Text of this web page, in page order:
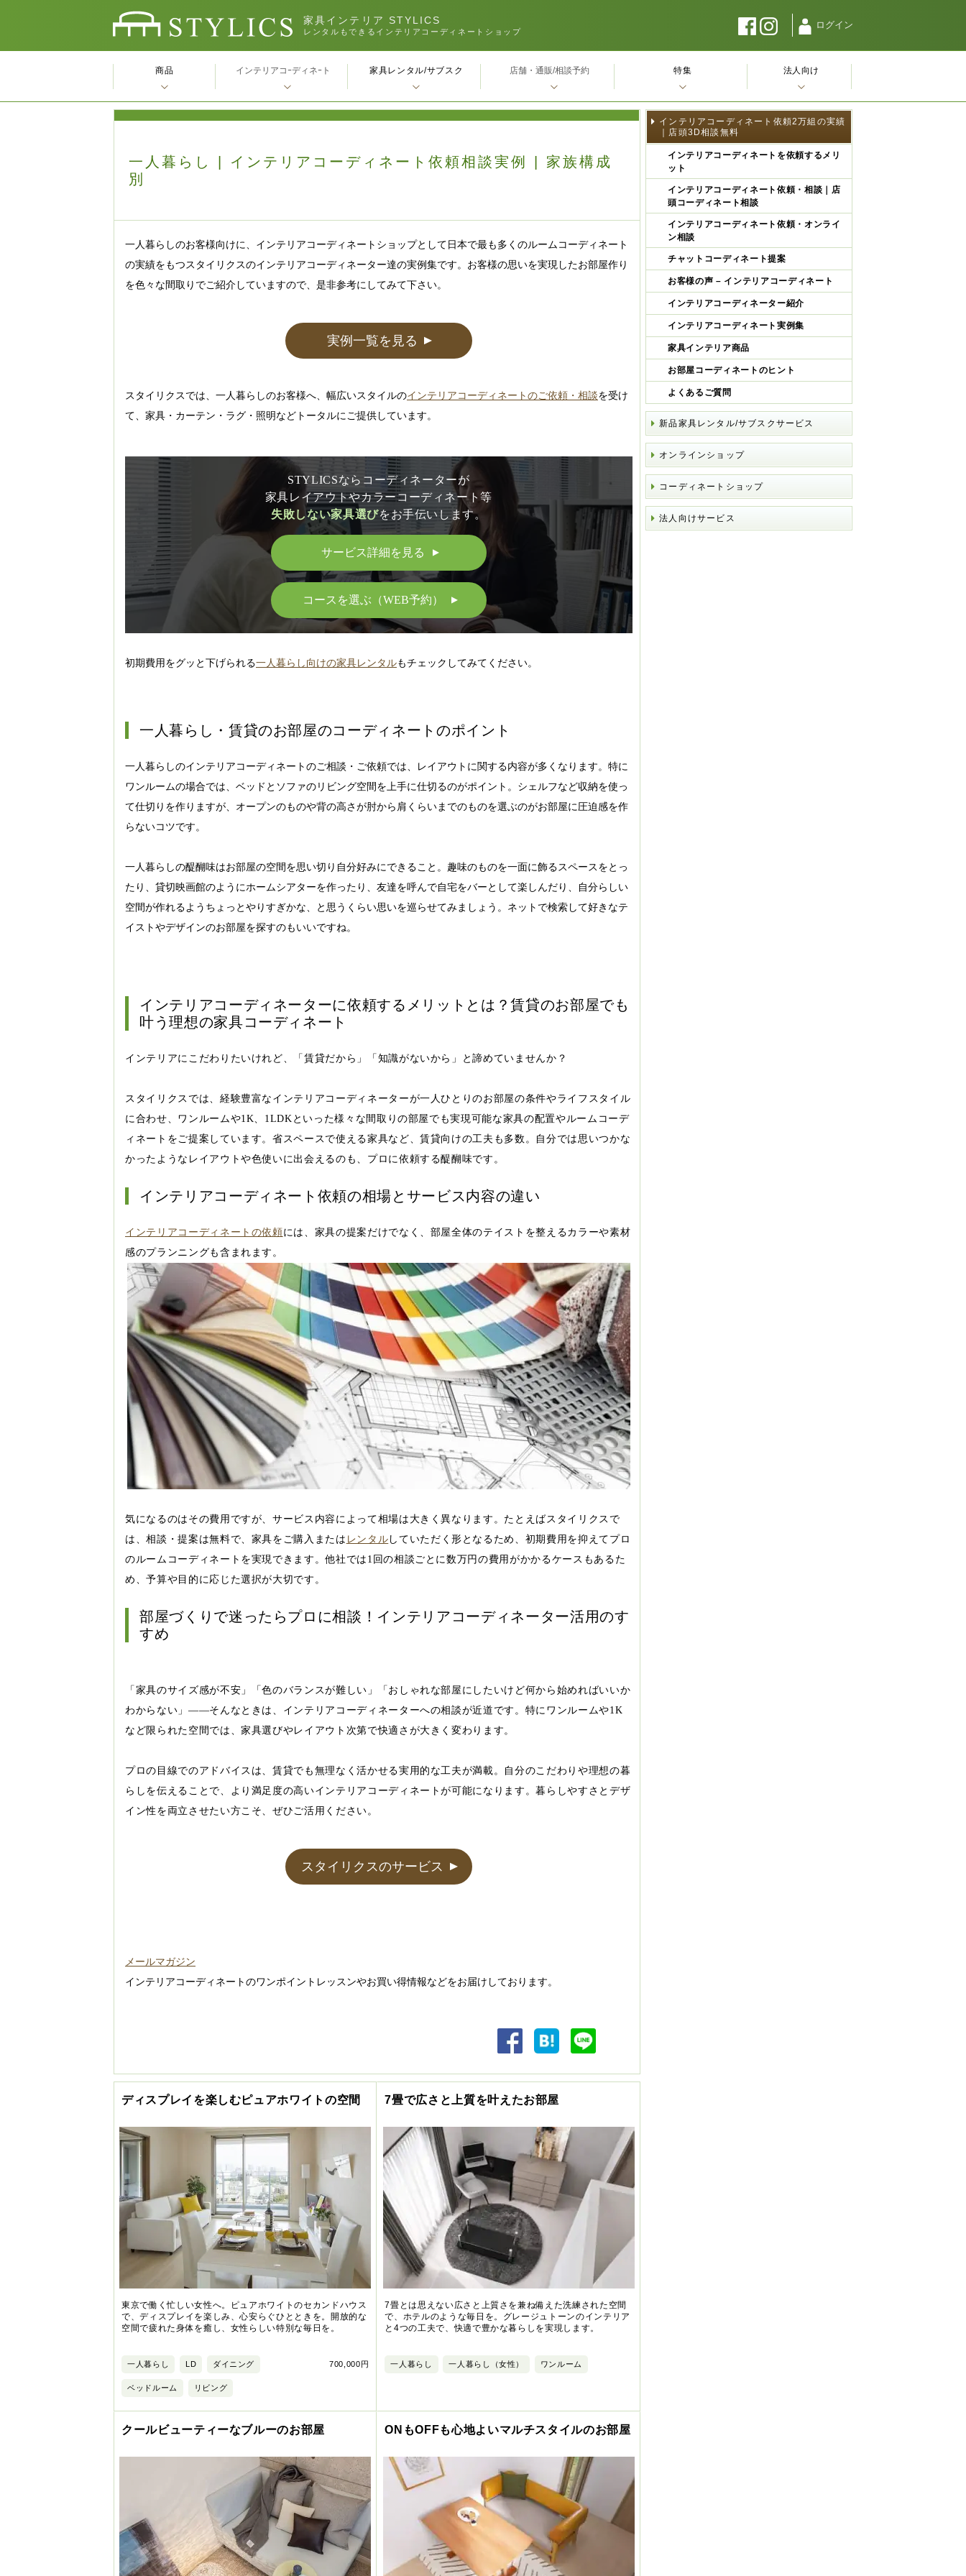
家具インテリア STYLICS
レンタルもできるインテリアコーディネートショップ
ログイン
一人暮らし | インテリアコーディネート依頼相談実例 | 家族構成
別
一人暮らしのお客様向けに、インテリアコーディネートショップとして日本で最も多くのルームコーディネート
の実績をもつスタイリクスのインテリアコーディネーター達の実例集です。お客様の思いを実現したお部屋作り
を色々な間取りでご紹介していますので、是非参考にしてみて下さい。
実例一覧を見る ▲
スタイリクスでは、一人暮らしのお客様へ、幅広いスタイルのインテリアコーディネートのご依頼・相談を受け
て、家具・カーテン・ラグ・照明などトータルにご提供しています。
STYLICSならコーディネーターが
家具レイアウトやカラーコーディネート等
失敗しない家具選びをお手伝いします。
サービス詳細を見る ▲
コースを選ぶ（WEB予約） ▲
初期費用をグッと下げられる一人暮らし向けの家具レンタルもチェックしてみてください。
一人暮らし・賃貸のお部屋のコーディネートのポイント
一人暮らしのインテリアコーディネートのご相談・ご依頼では、レイアウトに関する内容が多くなります。特に
ワンルームの場合では、ベッドとソファのリビング空間を上手に仕切るのがポイント。シェルフなど収納を使っ
て仕切りを作りますが、オープンのものや背の高さが肘から肩くらいまでのものを選ぶのがお部屋に圧迫感を作
らないコツです。
一人暮らしの醍醐味はお部屋の空間を思い切り自分好みにできること。趣味のものを一面に飾るスペースをとっ
たり、貸切映画館のようにホームシアターを作ったり、友達を呼んで自宅をバーとして楽しんだり、自分らしい
空間が作れるようちょっとやりすぎかな、と思うくらい思いを巡らせてみましょう。ネットで検索して好きなテ
イストやデザインのお部屋を探すのもいいですね。
インテリアコーディネーターに依頼するメリットとは？賃貸のお部屋でも
叶う理想の家具コーディネート
インテリアにこだわりたいけれど、「賃貸だから」「知識がないから」と諦めていませんか？
スタイリクスでは、経験豊富なインテリアコーディネーターが一人ひとりのお部屋の条件やライフスタイル
に合わせ、ワンルームや1K、1LDKといった様々な間取りの部屋でも実現可能な家具の配置やルームコーデ
ィネートをご提案しています。省スペースで使える家具など、賃貸向けの工夫も多数。自分では思いつかな
かったようなレイアウトや色使いに出会えるのも、プロに依頼する醍醐味です。
インテリアコーディネート依頼の相場とサービス内容の違い
インテリアコーディネートの依頼には、家具の提案だけでなく、部屋全体のテイストを整えるカラーや素材
感のプランニングも含まれます。
気になるのはその費用ですが、サービス内容によって相場は大きく異なります。たとえばスタイリクスで
は、相談・提案は無料で、家具をご購入または レンタル していただく形となるため、初期費用を抑えてプロ
のルームコーディネートを実現できます。他社では1回の相談ごとに数万円の費用がかかるケースもあるた
め、予算や目的に応じた選択が大切です。
部屋づくりで迷ったらプロに相談！インテリアコーディネーター活用のす
すめ
「家具のサイズ感が不安」「色のバランスが難しい」「おしゃれな部屋にしたいけど何から始めればいいか
わからない」――そんなときは、インテリアコーディネーターへの相談が近道です。特にワンルームや1K
など限られた空間では、家具選びやレイアウト次第で快適さが大きく変わります。
プロの目線でのアドバイスは、賃貸でも無理なく活かせる実用的な工夫が満載。自分のこだわりや理想の暮
らしを伝えることで、より満足度の高いインテリアコーディネートが可能になります。暮らしやすさとデザ
イン性を両立させたい方こそ、ぜひご活用ください。
スタイリクスのサービス ▲
メールマガジン
インテリアコーディネートのワンポイントレッスンやお買い得情報などをお届けしております。
ディスプレイを楽しむピュアホワイトの空間
東京で働く忙しい女性へ。ピュアホワイトのセカンドハウス
で、ディスプレイを楽しみ、心安らぐひとときを。開放的な
空間で疲れた身体を癒し、女性らしい特別な毎日を。
700,000円
一人暮らし LD ダイニング
ベッドルーム リビング
7畳で広さと上質を叶えたお部屋
7畳とは思えない広さと上質さを兼ね備えた洗練された空間
で、ホテルのような毎日を。グレージュトーンのインテリア
と4つの工夫で、快適で豊かな暮らしを実現します。
一人暮らし 一人暮らし（女性） ワンルーム
クールビューティーなブルーのお部屋 ONもOFFも心地よいマルチスタイルのお部屋
インテリアコーディネート依頼2万組の実績
｜店頭3D相談無料
インテリアコーディネートを依頼するメリ
ット
インテリアコーディネート依頼・相談｜店
頭コーディネート相談
インテリアコーディネート依頼・オンライ
ン相談
チャットコーディネート提案
お客様の声 – インテリアコーディネート
インテリアコーディネーター紹介
インテリアコーディネート実例集
家具インテリア商品
お部屋コーディネートのヒント
よくあるご質問
新品家具レンタル/サブスクサービス
オンラインショップ
コーディネートショップ
法人向けサービス
商品 インテリアコｰディネｰト 家具レンタル/サブスク 店舗・通販/相談予約 特集 法人向け